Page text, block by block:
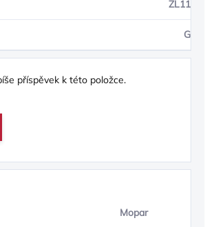
ZL11
G
příspěvek k této položce.
Mopar